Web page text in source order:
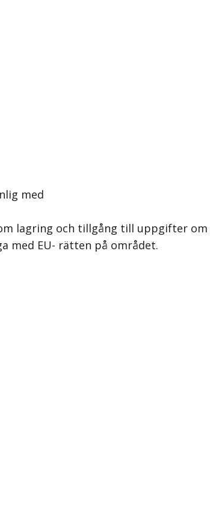
med
lagring och tillgång till uppgifter
med EU- rätten på området.